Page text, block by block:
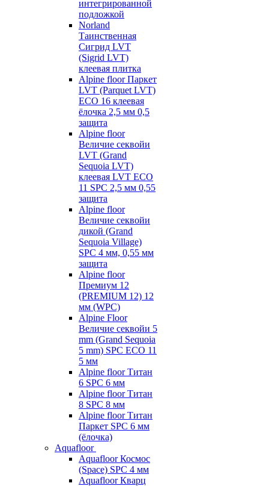
интегрированной
подложкой
Norland
Таинственная
Сигрид LVT
(Sigrid LVT)
клеевая плитка
Alpine floor Паркет
LVT (Parquet LVT)
ECO 16 клеевая
ёлочка 2,5 мм 0,5
защита
Alpine floor
Величие секвойи
LVT (Grand
Sequoia LVT)
клеевая LVT ECO
11 SPC 2,5 мм 0,55
защита
Alpine floor
Величие секвойи
дикой (Grand
Sequoia Village)
SPC 4 мм, 0,55 мм
защита
Alpine floor
Премиум 12
(PREMIUM 12) 12
мм (WPC)
Alpine Floor
Величие секвойи 5
mm (Grand Sequoia
5 mm) SPC ECO 11
5 мм
Alpine floor Титан
6 SPC 6 мм
Alpine floor Титан
8 SPC 8 мм
Alpine floor Титан
Паркет SPC 6 мм
(ёлочка)
Aquafloor
Aquafloor Космос
(Space) SPC 4 мм
Aquafloor Кварц